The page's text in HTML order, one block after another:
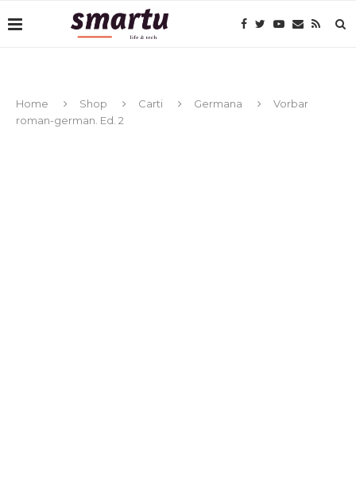
Home Shop Carti Germana
Vorbar
roman-german. Ed. 2